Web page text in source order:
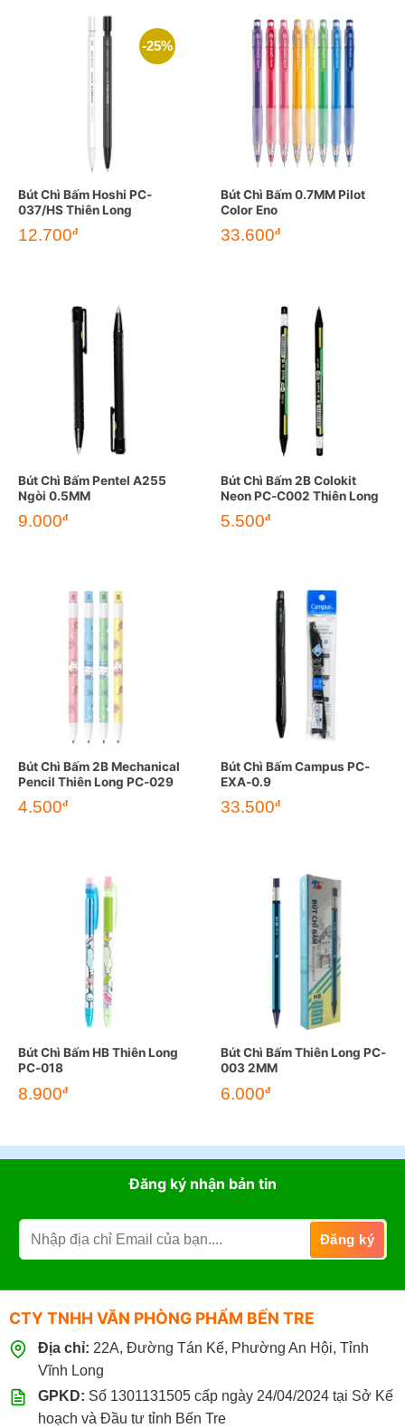
-25%
Bút Chì Bấm Hoshi PC-
037/HS Thiên Long
Giá
gốc
12.700đGiá
Bút Chì Bấm 0.7MM Pilot
Color Eno
33.600đ
Bút Chì Bấm Pentel A255
Ngòi 0.5MM
9.000đ
Bút Chì Bấm 2B Colokit
Neon PC-C002 Thiên Long
5.500đ
Bút Chì Bấm 2B Mechanical
Pencil Thiên Long PC-029
4.500đ
Bút Chì Bấm Campus PC-
EXA-0.9
33.500đ
Bút Chì Bấm HB Thiên Long
PC-018
8.900đ
Bút Chì Bấm Thiên Long PC-
003 2MM
6.000đ
Đăng ký nhận bản tin
CTY TNHH VĂN PHÒNG PHẨM BẾN TRE
Địa chỉ: 22A, Đường Tán Kế, Phường An Hội, Tỉnh
Vĩnh Long
GPKD: Số 1301131505 cấp ngày 24/04/2024 tại Sở Kế
hoạch và Đầu tư tỉnh Bến Tre